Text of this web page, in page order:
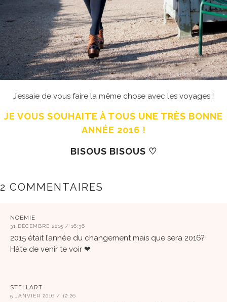
J’essaie de vous faire la même chose avec les voyages !
JE VOUS SOUHAITE À TOUS UNE TRÈS BONNE
ANNÉE 2016 !
BISOUS BISOUS ♡
2 COMMENTAIRES
NOEMIE
31 DÉCEMBRE 2015 / 16:36
2015 était l’année du changement mais que sera 2016?
Hâte de venir te voir ❤
STELLART
5 JANVIER 2016 / 12:26